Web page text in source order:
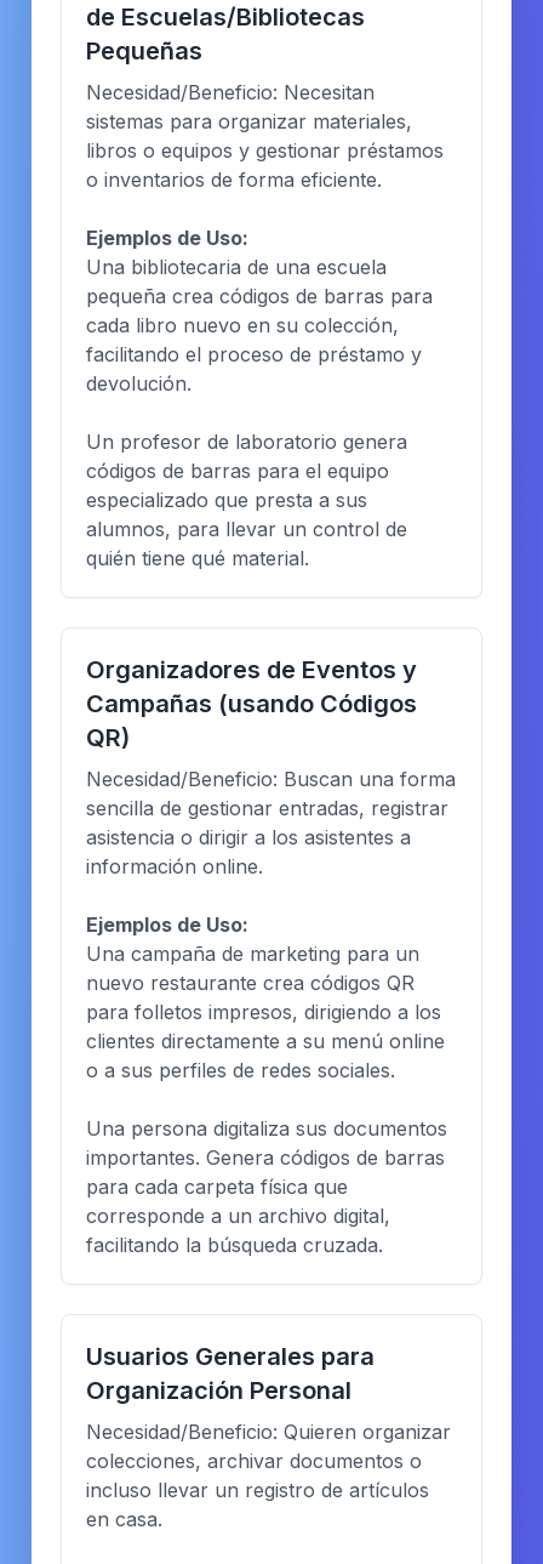
de Escuelas/Bibliotecas
Pequeñas
Necesidad/Beneficio: Necesitan
sistemas para organizar materiales,
libros o equipos y gestionar préstamos
o inventarios de forma eficiente.
Ejemplos de Uso:
Una bibliotecaria de una escuela
pequeña crea códigos de barras para
cada libro nuevo en su colección,
facilitando el proceso de préstamo y
devolución.
Un profesor de laboratorio genera
códigos de barras para el equipo
especializado que presta a sus
alumnos, para llevar un control de
quién tiene qué material.
Organizadores de Eventos y
Campañas (usando Códigos
QR)
Necesidad/Beneficio: Buscan una forma
sencilla de gestionar entradas, registrar
asistencia o dirigir a los asistentes a
información online.
Ejemplos de Uso:
Una campaña de marketing para un
nuevo restaurante crea códigos QR
para folletos impresos, dirigiendo a los
clientes directamente a su menú online
o a sus perfiles de redes sociales.
Una persona digitaliza sus documentos
importantes. Genera códigos de barras
para cada carpeta física que
corresponde a un archivo digital,
facilitando la búsqueda cruzada.
Usuarios Generales para
Organización Personal
Necesidad/Beneficio: Quieren organizar
colecciones, archivar documentos o
incluso llevar un registro de artículos
en casa.